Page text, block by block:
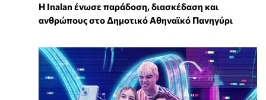
Η Inalan ένωσε παράδοση, διασκέδαση και
ανθρώπους στο Δημοτικό Αθηναϊκό Πανηγύρι